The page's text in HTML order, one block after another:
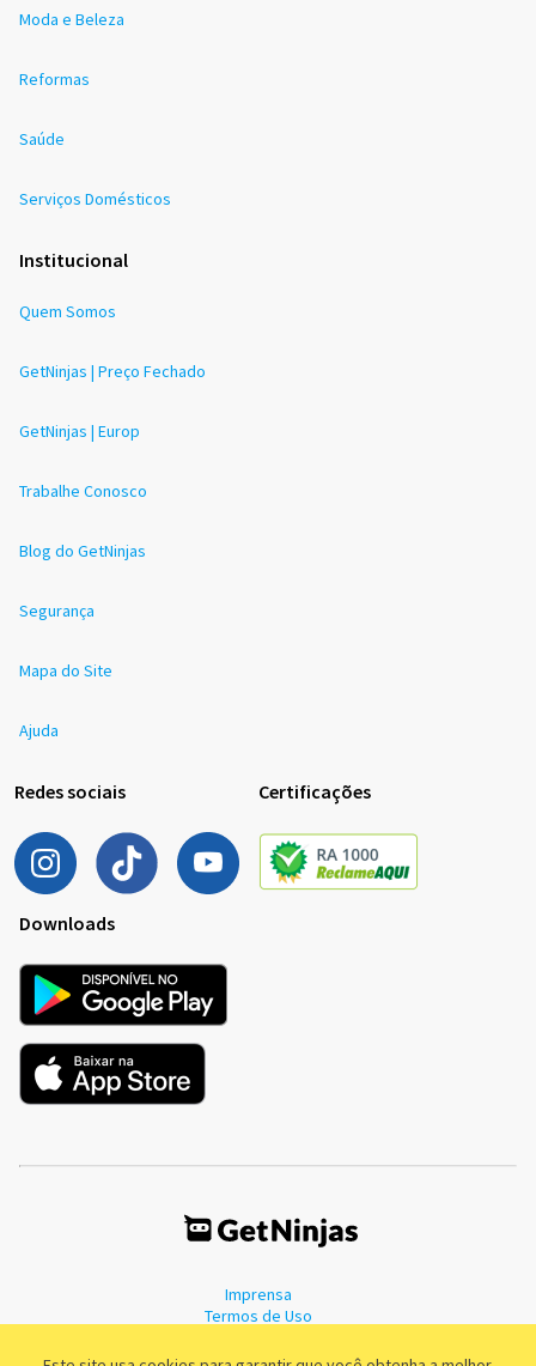
Moda e Beleza
Reformas
Saúde
Serviços Domésticos
Institucional
Quem Somos
GetNinjas | Preço Fechado
GetNinjas | Europ
Trabalhe Conosco
Blog do GetNinjas
Segurança
Mapa do Site
Ajuda
Redes sociais Certificações
Downloads
Imprensa
Termos de Uso